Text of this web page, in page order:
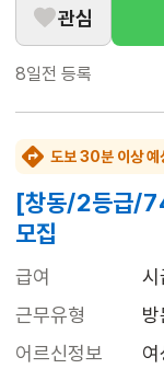
관심
8일전 등록
도보 30분 이상 예
[창동/2등급/
모집
급여
근무유형
어르신정보
여